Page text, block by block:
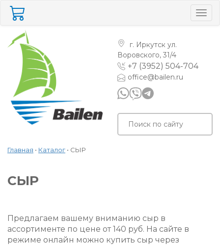
г. Иркутск ул.
Воровского, 31/4
+7 (3952) 504-704
office@bailen.ru
Главная • Каталог • СЫР
СЫР
Предлагаем вашему вниманию сыр в
ассортименте по цене от 140 руб. На сайте в
режиме онлайн можно купить сыр через